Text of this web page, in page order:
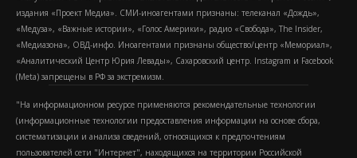
издания «Проект Медиа». СМИ-иноагентами признаны: телеканал «Дождь»,
«Медуза», «Важные истории», «Голос Америки», радио «Свобода», The Insider,
«Медиазона», ОВД-инфо. Иноагентами признаны общество/центр «Мемориал»,
«Аналитический Центр Юрия Левады», Сахаровский центр. Instagram и Facebook
(Metа) запрещены в РФ за экстремизм.
"На информационном ресурсе применяются рекомендательные технологии
(информационные технологии предоставления информации на основе сбора,
систематизации и анализа сведений, относящихся к предпочтениям
пользователей сети "Интернет", находящихся на территории Российской